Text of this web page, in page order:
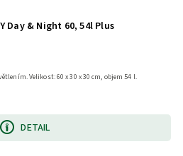
Day & Night 60, 54l Plus
DETAIL
Velikost: 60 x 30 x 30 cm, objem 54 l.